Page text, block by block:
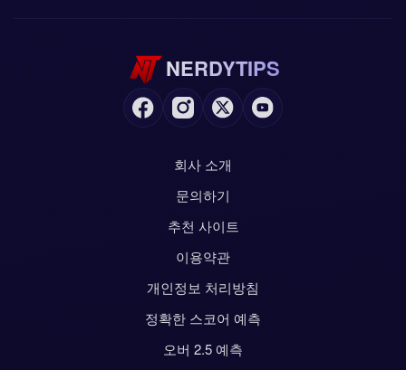
NERDYTIPS
회사 소개
문의하기
추천 사이트
이용약관
개인정보 처리방침
정확한 스코어 예측
오버 2.5 예측